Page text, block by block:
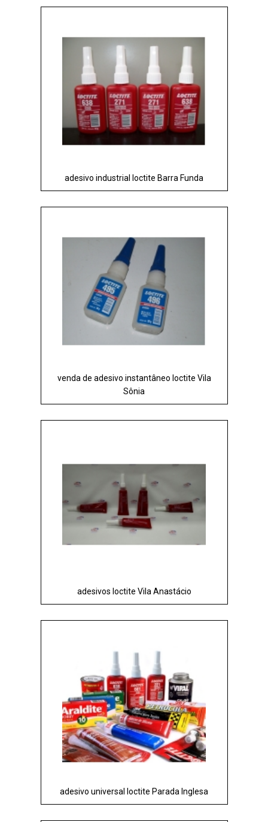
adesivo industrial loctite Barra Funda
venda de adesivo instantâneo loctite Vila
Sônia
adesivos loctite Vila Anastácio
adesivo universal loctite Parada Inglesa